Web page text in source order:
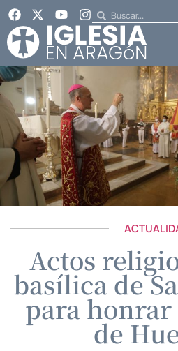
Actos
basílica de
para
de